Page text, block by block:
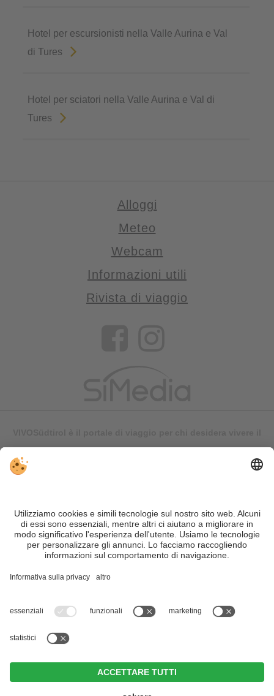
Naturhotel Leitlhof
Hotel per escursionisti nella Valle Aurina e Val
di Tures
Hotel per sciatori nella Valle Aurina e Val di
Tures
Alloggi
Meteo
Webcam
Informazioni utili
Rivista di viaggio
contenuti, si possono verificare errori. Non garantiamo la
correttezza e la completezza di tutte le informazioni. Per
motivi di sicurezza, si prega di verificare chiedendo
direttamente sul posto all'organizzatore.
Sitemap| Editoria& Direttiva privacy |Impostazioni cookie individuali